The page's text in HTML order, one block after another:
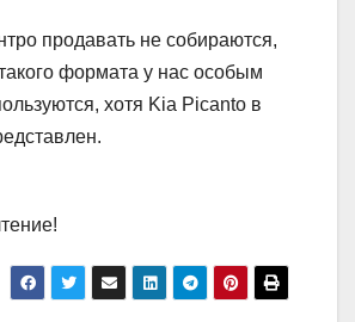
продавать не собираются,
формата у нас особым
хотя Kia Picanto в